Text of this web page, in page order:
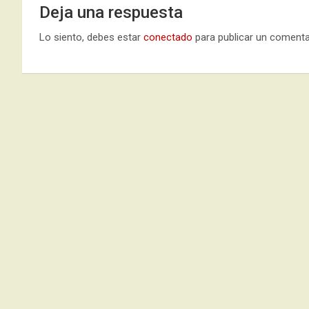
Deja una respuesta
Lo siento, debes estar conectado para publicar un